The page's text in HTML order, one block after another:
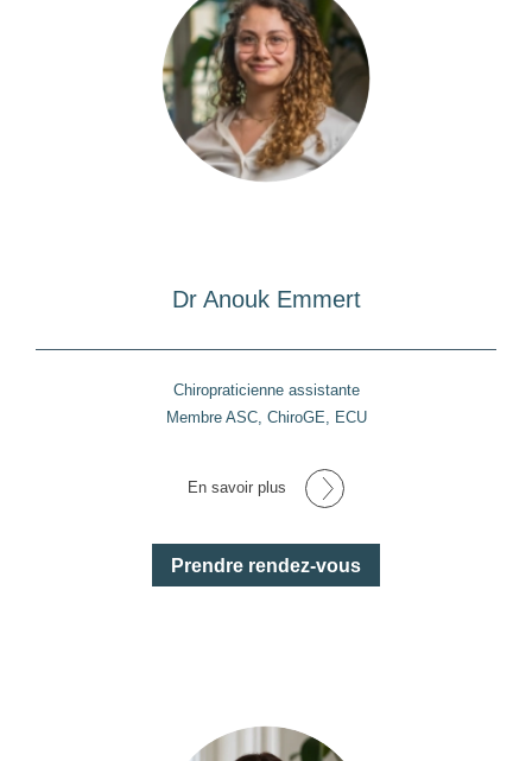
Dr Anouk Emmert
Chiropraticienne assistante
Membre ASC, ChiroGE, ECU
En savoir plus
Prendre rendez-vous